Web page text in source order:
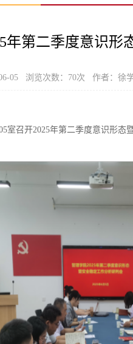
年第二季度意识形
05 浏览次数： 70次 作者：徐
室召开2025年第二季度意识形